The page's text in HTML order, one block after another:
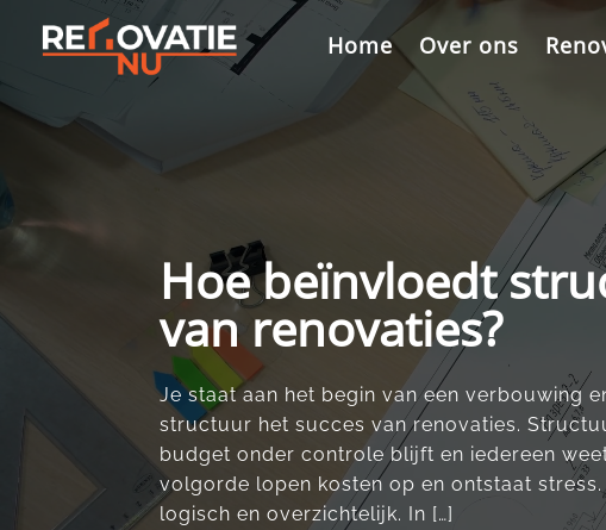
Home Over ons
Hoe beïnvloedt
van renovaties?
Je staat aan het begin van een verbouwing
structuur het succes van renovaties.​
budget onder controle blijft en iedereen
volgorde lopen kosten op en ontstaat
logisch en overzichtelijk.​ In […]